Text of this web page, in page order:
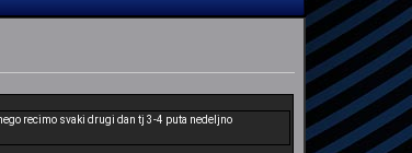
recimo svaki drugi dan tj 3-4 puta nedeljno